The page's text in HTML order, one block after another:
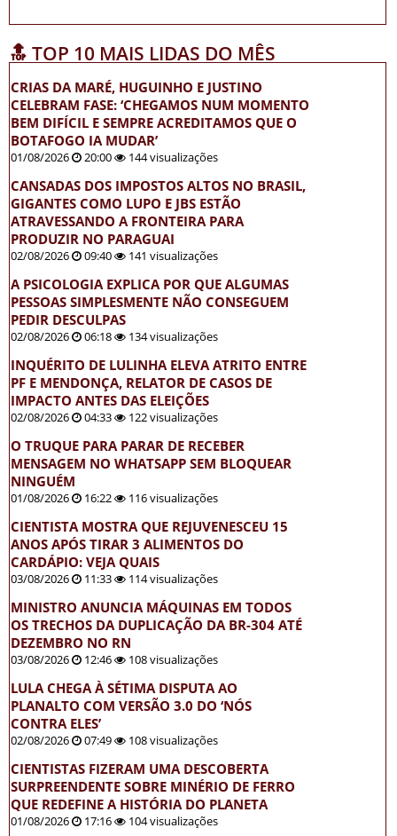
🔝 TOP 10 MAIS LIDAS DO MÊS
CRIAS DA MARÉ, HUGUINHO E JUSTINO
CELEBRAM FASE: ‘CHEGAMOS NUM MOMENTO
BEM DIFÍCIL E SEMPRE ACREDITAMOS QUE O
BOTAFOGO IA MUDAR’
01/08/2026 20:00 144 visualizações
CANSADAS DOS IMPOSTOS ALTOS NO BRASIL,
GIGANTES COMO LUPO E JBS ESTÃO
ATRAVESSANDO A FRONTEIRA PARA
PRODUZIR NO PARAGUAI
02/08/2026 09:40 141 visualizações
A PSICOLOGIA EXPLICA POR QUE ALGUMAS
PESSOAS SIMPLESMENTE NÃO CONSEGUEM
PEDIR DESCULPAS
02/08/2026 06:18 134 visualizações
INQUÉRITO DE LULINHA ELEVA ATRITO ENTRE
PF E MENDONÇA, RELATOR DE CASOS DE
IMPACTO ANTES DAS ELEIÇÕES
02/08/2026 04:33 122 visualizações
O TRUQUE PARA PARAR DE RECEBER
MENSAGEM NO WHATSAPP SEM BLOQUEAR
NINGUÉM
01/08/2026 16:22 116 visualizações
CIENTISTA MOSTRA QUE REJUVENESCEU 15
ANOS APÓS TIRAR 3 ALIMENTOS DO
CARDÁPIO: VEJA QUAIS
03/08/2026 11:33 114 visualizações
MINISTRO ANUNCIA MÁQUINAS EM TODOS
OS TRECHOS DA DUPLICAÇÃO DA BR-304 ATÉ
DEZEMBRO NO RN
03/08/2026 12:46 108 visualizações
LULA CHEGA À SÉTIMA DISPUTA AO
PLANALTO COM VERSÃO 3.0 DO ‘NÓS
CONTRA ELES’
02/08/2026 07:49 108 visualizações
CIENTISTAS FIZERAM UMA DESCOBERTA
SURPREENDENTE SOBRE MINÉRIO DE FERRO
QUE REDEFINE A HISTÓRIA DO PLANETA
01/08/2026 17:16 104 visualizações